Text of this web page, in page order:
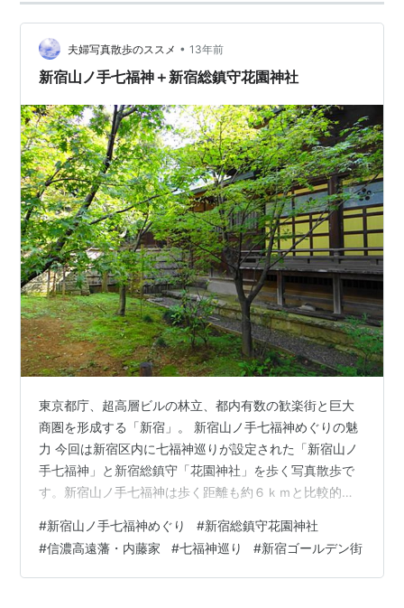
夫婦写真散歩のススメ • 13年前
新宿山ノ手七福神＋新宿総鎮守花園神社
東京都庁、超高層ビルの林立、都内有数の歓楽街と巨大
商圏を形成する「新宿」。 新宿山ノ手七福神めぐりの魅
力 今回は新宿区内に七福神巡りが設定された「新宿山ノ
手七福神」と新宿総鎮守「花園神社」を歩く写真散歩で
す。新宿山ノ手七福神は歩く距離も約６ｋｍと比較的短
設定されています。いまや日本各地に設定されている七
福神巡りですが、お正月だけ盛り上がる七福神巡りが多
いなか、新宿山ノ手七福神では、お正月に限らず年間を
#新宿山ノ手七福神めぐり #新宿総鎮守花園神社
#信濃高遠藩・内藤家 #七福神巡り #新宿ゴールデン街